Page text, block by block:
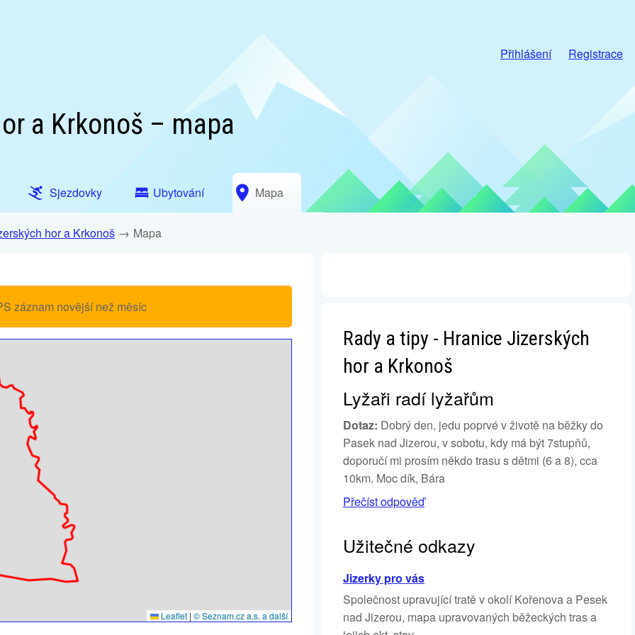
Přihlášení Registrace
a Krkonoš – mapa
Sjezdovky Ubytování Mapa
hor a Krkonoš Mapa
záznam novější než měsíc
Leaflet | © Seznam.cz a.s. a další
Rady a tipy - Hranice Jizerských
hor a Krkonoš
Lyžaři radí lyžařům
Dotaz: Dobrý den, jedu poprvé v životě na běžky do
Pasek nad Jizerou, v sobotu, kdy má být 7stupňů,
doporučí mi prosím někdo trasu s dětmi (6 a 8), cca
10km. Moc dík, Bára
Přečíst odpověď
Užitečné odkazy
Jizerky pro vás
Společnost upravující tratě v okolí Kořenova a Pesek
nad Jizerou, mapa upravovaných běžeckých tras a